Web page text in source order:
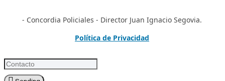
- Concordia Policiales - Director Juan Ignacio Segovia.
Política de Privacidad